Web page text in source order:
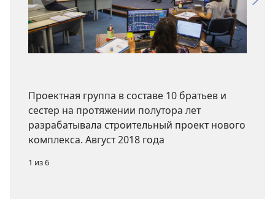
Проектная группа в составе 10 братьев и
сестер на протяжении полутора лет
разрабатывала строительный проект нового
комплекса. Август 2018 года
1 из 6